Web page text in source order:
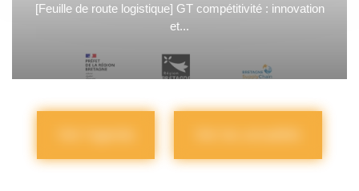
[Feuille de route logistique] GT compétitivité : innovation
et...